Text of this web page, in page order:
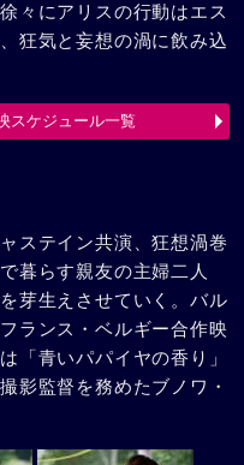
々にアリスの行動はエス
狂気と妄想の渦に飲み込
スケジュール一覧
ステイン共演、狂想渦巻
暮らす親友の主婦二人
芽生えさせていく。バル
ランス・ベルギー合作映
「青いパパイヤの香り」
影監督を務めたブノワ・